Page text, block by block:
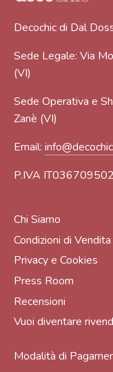
Decochic di Dal
Sede Legale: Via
(VI)
Sede Operativa e
Zanè (VI)
Email:
P.IVA
Chi Siamo
Condizioni di Vendita
Privacy e Cookies
Press Room
Recensioni
Vuoi diventare
Modalità di